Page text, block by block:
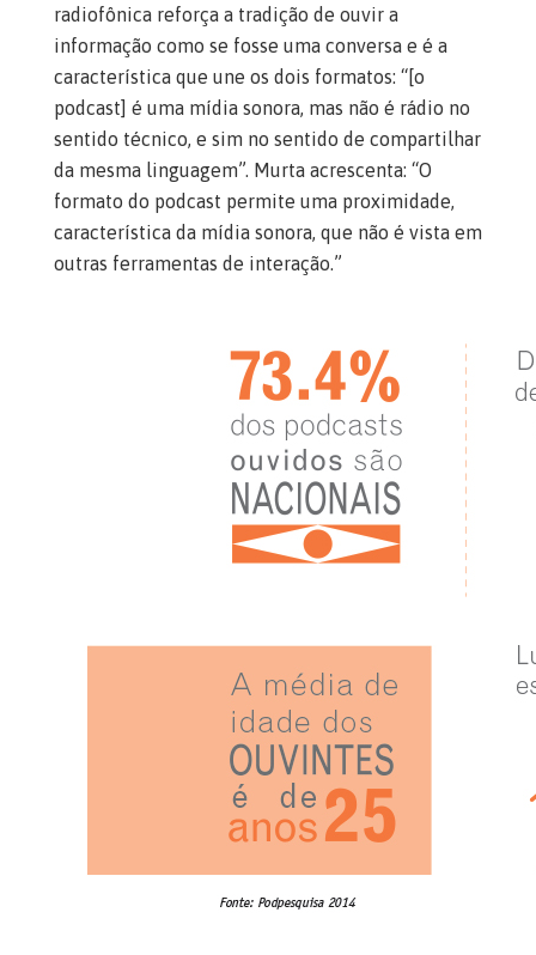
radiofônica reforça a tradição de ouvir a
informação como se fosse uma conversa e é a
característica que une os dois formatos: “[o
podcast] é uma mídia sonora, mas não é rádio no
sentido técnico, e sim no sentido de compartilhar
da mesma linguagem”. Murta acrescenta: “O
formato do podcast permite uma proximidade,
característica da mídia sonora, que não é vista em
outras ferramentas de interação.”